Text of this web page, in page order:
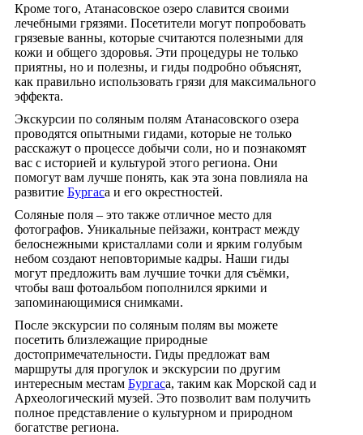
Кроме того, Атанасовское озеро славится своими
лечебными грязями. Посетители могут попробовать
грязевые ванны, которые считаются полезными для
кожи и общего здоровья. Эти процедуры не только
приятны, но и полезны, и гиды подробно объяснят,
как правильно использовать грязи для максимального
эффекта.
Экскурсии по соляным полям Атанасовского озера
проводятся опытными гидами, которые не только
расскажут о процессе добычи соли, но и познакомят
вас с историей и культурой этого региона. Они
помогут вам лучше понять, как эта зона повлияла на
развитие Бургаса и его окрестностей.
Соляные поля – это также отличное место для
фотографов. Уникальные пейзажи, контраст между
белоснежными кристаллами соли и ярким голубым
небом создают неповторимые кадры. Наши гиды
могут предложить вам лучшие точки для съёмки,
чтобы ваш фотоальбом пополнился яркими и
запоминающимися снимками.
После экскурсии по соляным полям вы можете
посетить близлежащие природные
достопримечательности. Гиды предложат вам
маршруты для прогулок и экскурсии по другим
интересным местам Бургаса, таким как Морской сад и
Археологический музей. Это позволит вам получить
полное представление о культурном и природном
богатстве региона.